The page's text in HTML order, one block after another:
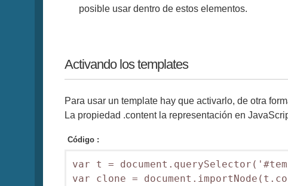
posible usar dentro de estos elementos.
Activando los templates
Para usar un template hay que activarlo, de otra
La propiedad .content la representación en
Código :
var t =
var clone =